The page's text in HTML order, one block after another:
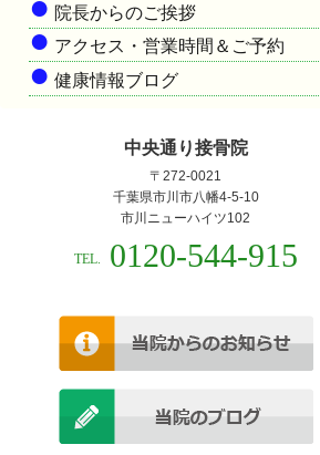
院長からのご挨拶
● アクセス・営業時間＆ご予約
● 健康情報ブログ
中央通り接骨院
〒272-0021
千葉県市川市八幡4-5-10
市川ニューハイツ102
TEL. 0120-544-915